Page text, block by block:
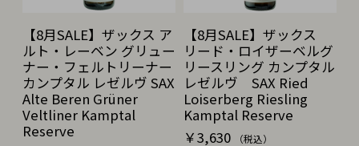
【8月SALE】ザックス ア
ルト・レーベン グリュー
ナー・フェルトリーナー
カンプタル レゼルヴ SAX
Alte Beren Grüner
Veltliner Kamptal
Reserve
【8月SALE】ザックス
リード・ロイザーベルグ
リースリング カンプタル
レゼルヴ SAX Ried
Loiserberg Riesling
Kamptal Reserve
￥3,630
（税込）